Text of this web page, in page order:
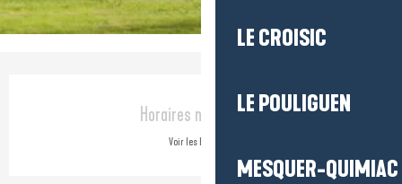
LE CROISIC
LE POULIGUEN
MESQUER-QUIMIAC
Ouverture et coordonnées
Horaires non définis
Voir les horaires